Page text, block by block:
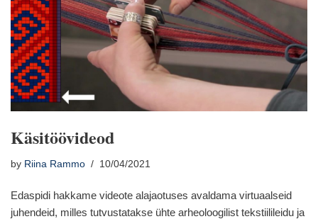
Käsitöövideod
by Riina Rammo 10/04/2021
Edaspidi hakkame videote alajaotuses avaldama virtuaalseid
juhendeid, milles tutvustatakse ühte arheoloogilist tekstiilileidu ja